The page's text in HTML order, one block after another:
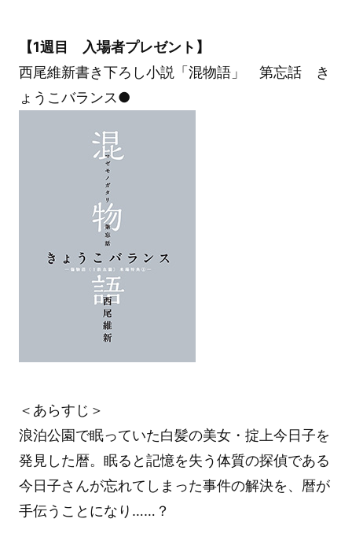
【1週目 入場者プレゼント】
西尾維新書き下ろし小説「混物語」 第忘話 き
ょうこバランス●
＜あらすじ＞
浪泊公園で眠っていた白髪の美女・掟上今日子を
発見した暦。眠ると記憶を失う体質の探偵である
今日子さんが忘れてしまった事件の解決を、暦が
手伝うことになり……？